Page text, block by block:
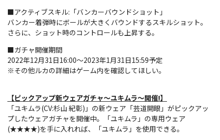
■アクティブスキル:「バンカーバウンドショット」
バンカー着弾時にボールが大きくバウンドするスキルショット。
さらに、ショット時のコントロールも上昇する。
■ガチャ開催期間
2022年12月31日16:00～2023年1月31日15:59予定
※その他ルカの詳細はゲーム内を確認してほしい。
【ピックアップ新ウェアガチャ～ユキムラ～開催!】
「ユキムラ(CV:杉山 紀彰)」の新ウェア「芸道開眼」がピックアッ
プしたウェアガチャを開催中。「ユキムラ」の専用ウェア
(★★★★)を手に入れれば、「ユキムラ」を使用できる。